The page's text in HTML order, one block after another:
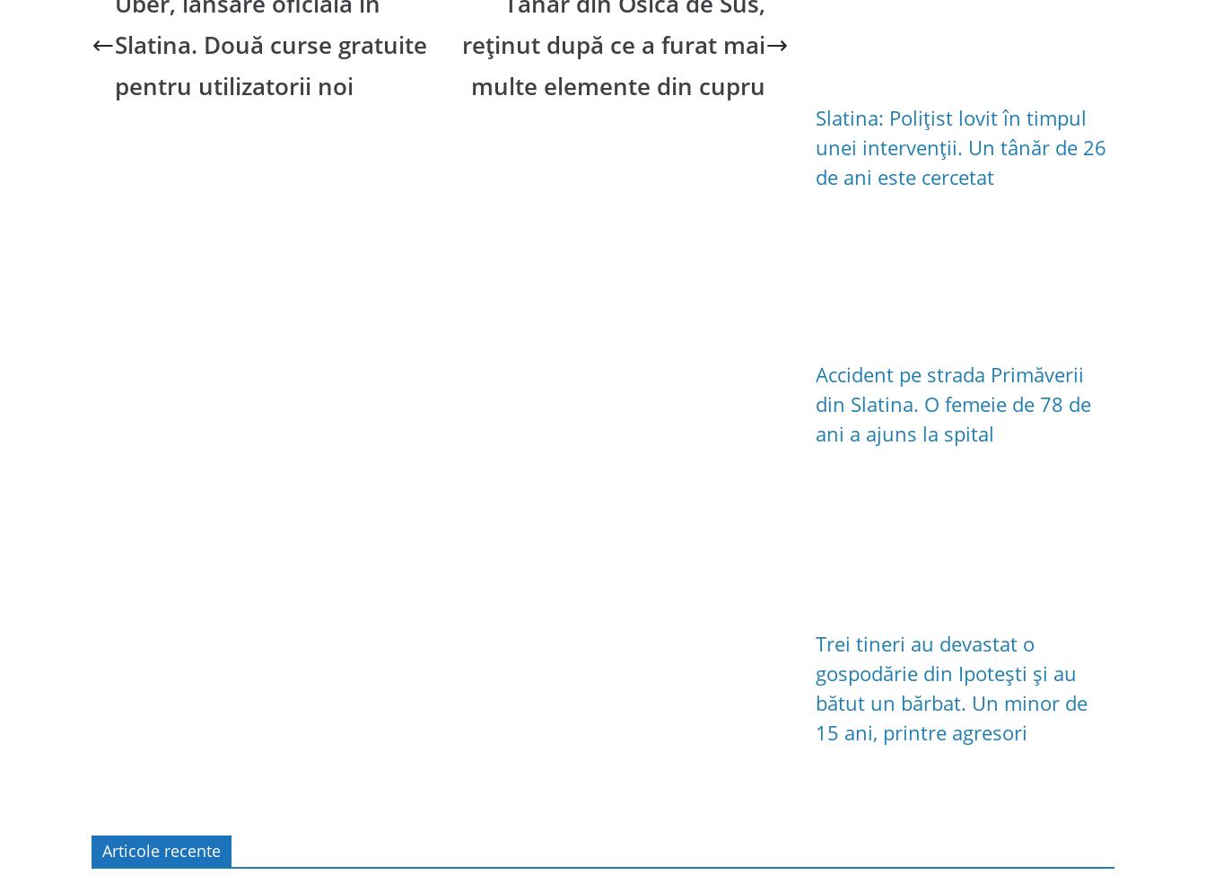
Slatina. Două curse gratuite
pentru utilizatorii noi
reținut după ce a furat mai
multe elemente din cupru
Slatina: Polițist lovit în timpul
unei intervenții. Un tânăr de 26
de ani este cercetat
Accident pe strada Primăverii
din Slatina. O femeie de 78 de
ani a ajuns la spital
Trei tineri au devastat o
gospodărie din Ipotești și au
bătut un bărbat. Un minor de
15 ani, printre agresori
Articole recente